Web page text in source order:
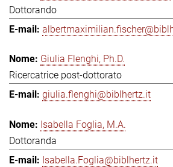
Dottorando
Giulia Flenghi, Ph.D.
Ricercatrice post-dottorato
giulia.flenghi@biblhertz.it
Isabella Foglia, M.A.
Dottoranda
Isabella.Foglia@biblhertz.it